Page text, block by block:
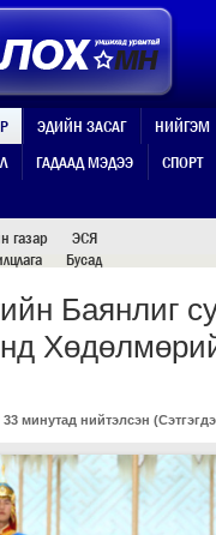
ЭДИЙН ЗАСАГ
НИЙГЭМ
ГАДААД МЭДЭЭ
СПОРТ
газар
ЭСЯ
Бусад
Баянлиг
минутад нийтэлсэн (